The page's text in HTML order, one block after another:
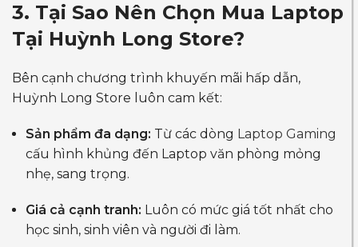
3. Tại Sao Nên Chọn Mua Laptop
Tại Huỳnh Long Store?
Bên cạnh chương trình khuyến mãi hấp dẫn,
Huỳnh Long Store luôn cam kết:
Sản phẩm đa dạng: Từ các dòng Laptop Gaming
cấu hình khủng đến Laptop văn phòng mỏng
nhẹ, sang trọng.
Giá cả cạnh tranh: Luôn có mức giá tốt nhất cho
học sinh, sinh viên và người đi làm.